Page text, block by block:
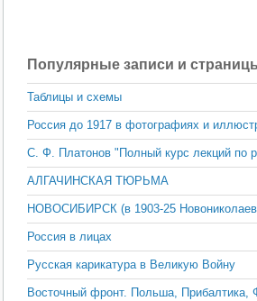
Популярные записи и
Таблицы и схемы
Россия до 1917 в фотографиях и
С. Ф. Платонов "Полный курс лекций по
АЛГАЧИНСКАЯ ТЮРЬМА
НОВОСИБИРСК (в 1903-25
Россия в лицах
Русская карикатура в Великую Войну
Восточный фронт. Польша, Прибалтика,